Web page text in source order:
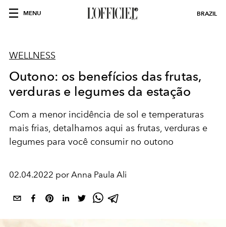
MENU BRAZIL
WELLNESS
Outono: os benefícios das frutas,
verduras e legumes da estação
Com a menor incidência de sol e temperaturas
mais frias, detalhamos aqui as frutas, verduras e
legumes para você consumir no outono
02.04.2022 por Anna Paula Ali